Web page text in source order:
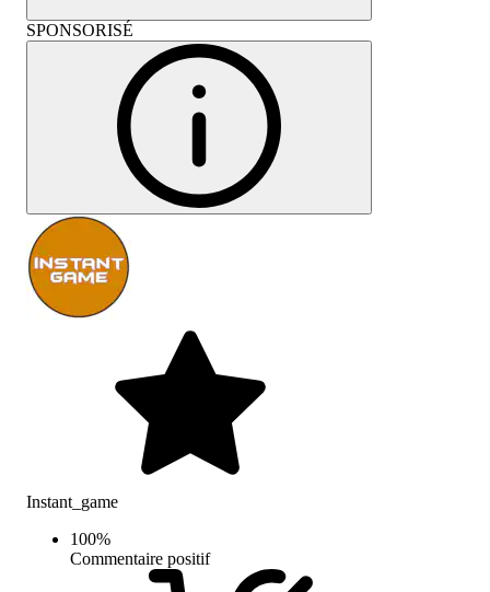
SPONSORISÉ
Instant_game
100%
Commentaire positif